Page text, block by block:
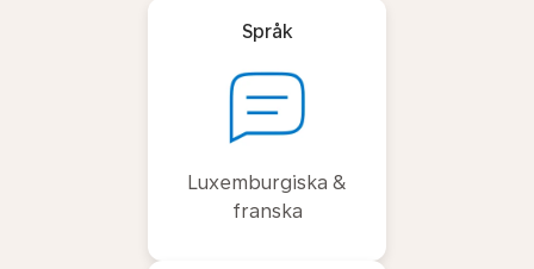
Språk
Luxemburgiska &
franska